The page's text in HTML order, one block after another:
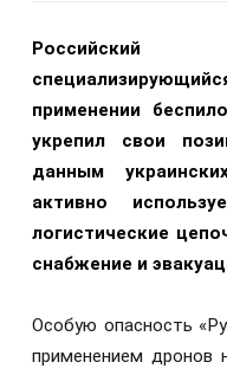
Российский
применении
укрепил свои
данным
активно
логистические
снабжение и
Особую опасность
применением дронов